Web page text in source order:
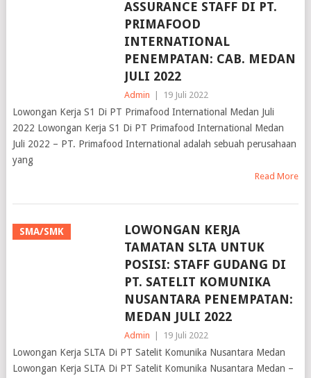
ASSURANCE STAFF DI PT.
PRIMAFOOD
INTERNATIONAL
PENEMPATAN: CAB. MEDAN
JULI 2022
Admin 19 Juli 2022
Lowongan Kerja S1 Di PT Primafood International Medan Juli
2022 Lowongan Kerja S1 Di PT Primafood International Medan
Juli 2022 – PT. Primafood International adalah sebuah perusahaan
yang
Read More
SMA/SMK
LOWONGAN KERJA
TAMATAN SLTA UNTUK
POSISI: STAFF GUDANG DI
PT. SATELIT KOMUNIKA
NUSANTARA PENEMPATAN:
MEDAN JULI 2022
Admin 19 Juli 2022
Lowongan Kerja SLTA Di PT Satelit Komunika Nusantara Medan
Lowongan Kerja SLTA Di PT Satelit Komunika Nusantara Medan –